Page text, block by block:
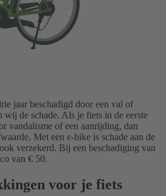
jaar beschadigd door een val of
wij de schade. Als je fiets in de eerste
vandalisme of een aanrijding, dan
Met een e-bike is schade aan de
verzekerd. Bij een beschadiging van
van € 50.
voor je fiets